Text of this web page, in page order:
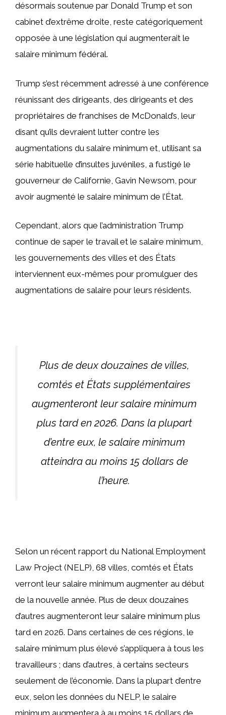
désormais soutenue par Donald Trump et son
cabinet d’extrême droite, reste catégoriquement
opposée à une législation qui augmenterait le
salaire minimum fédéral.
Trump s’est récemment adressé à une conférence
réunissant des dirigeants, des dirigeants et des
propriétaires de franchises de McDonald’s, leur
disant qu’ils devraient lutter contre les
augmentations du salaire minimum et, utilisant sa
série habituelle d’insultes juvéniles, a fustigé le
gouverneur de Californie, Gavin Newsom, pour
avoir augmenté le salaire minimum de l’État.
Cependant, alors que l’administration Trump
continue de saper le travail et le salaire minimum,
les gouvernements des villes et des États
interviennent eux-mêmes pour promulguer des
augmentations de salaire pour leurs résidents.
Plus de deux douzaines de villes,
comtés et États supplémentaires
augmenteront leur salaire minimum
plus tard en 2026. Dans la plupart
d’entre eux, le salaire minimum
atteindra au moins 15 dollars de
l’heure.
Selon un récent rapport du National Employment
Law Project (NELP), 68 villes, comtés et États
verront leur salaire minimum augmenter au début
de la nouvelle année. Plus de deux douzaines
d’autres augmenteront leur salaire minimum plus
tard en 2026. Dans certaines de ces régions, le
salaire minimum plus élevé s’appliquera à tous les
travailleurs ; dans d’autres, à certains secteurs
seulement de l’économie. Dans la plupart d’entre
eux, selon les données du NELP, le salaire
minimum augmentera à au moins 15 dollars de